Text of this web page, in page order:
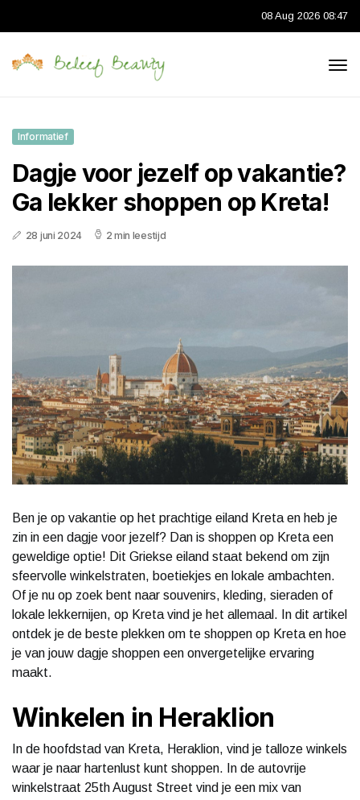
08 Aug 2026 08:47
Informatief
Dagje voor jezelf op vakantie?
Ga lekker shoppen op Kreta!
28 juni 2024 2 min leestijd
Ben je op vakantie op het prachtige eiland Kreta en heb je
zin in een dagje voor jezelf? Dan is shoppen op Kreta een
geweldige optie! Dit Griekse eiland staat bekend om zijn
sfeervolle winkelstraten, boetiekjes en lokale ambachten.
Of je nu op zoek bent naar souvenirs, kleding, sieraden of
lokale lekkernijen, op Kreta vind je het allemaal. In dit artikel
ontdek je de beste plekken om te shoppen op Kreta en hoe
je van jouw dagje shoppen een onvergetelijke ervaring
maakt.
Winkelen in Heraklion
In de hoofdstad van Kreta, Heraklion, vind je talloze winkels
waar je naar hartenlust kunt shoppen. In de autovrije
winkelstraat 25th August Street vind je een mix van